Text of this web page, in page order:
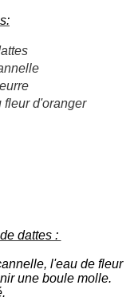
fleur d'oranger
dattes :
l'eau de fleur
une boule molle.